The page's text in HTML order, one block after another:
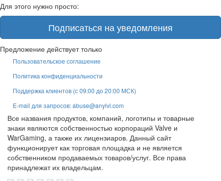
Для этого нужно просто:
Подписаться на уведомления
Предложение действует только
Пользовательское соглашение
Политика конфиденциальности
Поддержка клиентов (с 09:00 до 20:00 МСК)
E-mail для запросов: abuse@anylvl.com
Все названия продуктов, компаний, логотипы и товарные
знаки являются собственностью корпораций Valve и
WarGaming, а также их лицензиаров. Данный сайт
функционирует как торговая площадка и не является
собственником продаваемых товаров/услуг. Все права
принадлежат их владельцам.